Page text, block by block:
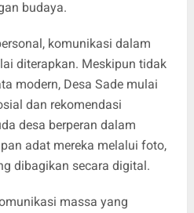
budaya.
komunikasi dalam
diterapkan. Meskipun tidak
modern, Desa Sade mulai
dan rekomendasi
desa berperan dalam
adat mereka melalui foto,
dibagikan secara digital.
massa yang